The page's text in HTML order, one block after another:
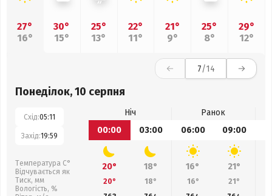
27°
16°
30°
15°
25°
13°
22°
11°
21°
9°
25°
8°
29°
12°
7/14
Понеділок, 10 серпня
Схід:05:11
Захід:19:59
Температура С°
Відчувається як
Тиск, мм
Вологість, %
Ніч
Ранок
00:00
03:00 06:00 09:00
20° 18° 16° 21°
20° 18° 16° 21°